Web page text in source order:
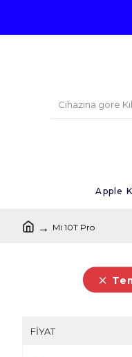
Apple
Mi 10T Pro
FIYAT